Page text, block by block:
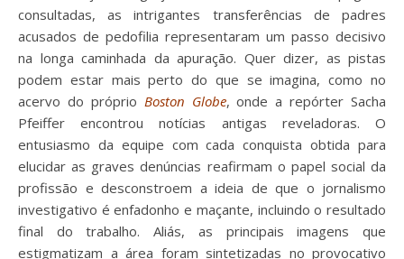
consultadas, as intrigantes transferências de padres
acusados de pedofilia representaram um passo decisivo
na longa caminhada da apuração. Quer dizer, as pistas
podem estar mais perto do que se imagina, como no
acervo do próprio Boston Globe, onde a repórter Sacha
Pfeiffer encontrou notícias antigas reveladoras. O
entusiasmo da equipe com cada conquista obtida para
elucidar as graves denúncias reafirmam o papel social da
profissão e desconstroem a ideia de que o jornalismo
investigativo é enfadonho e maçante, incluindo o resultado
final do trabalho. Aliás, as principais imagens que
estigmatizam a área foram sintetizadas no provocativo